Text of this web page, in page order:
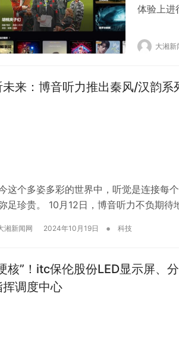
体验上进
大胆创
采用了
大湘新
未来：博音听力推出秦风/汉韵
这个多姿多彩的世界中，听觉是连接每
足珍贵。 10月12日，博音听力不负期
列特大功率耳背式助听器与汉韵系列超
领新的聆听风尚。 助听器行业进入增长
湘新闻网 2024年10月19日 • 科技
核”！itc保伦股份LED显示屏、
挥调度中心